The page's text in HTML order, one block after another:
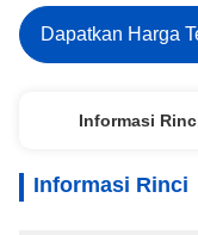
Dapatkan Harga
Informasi
Informasi Rinci